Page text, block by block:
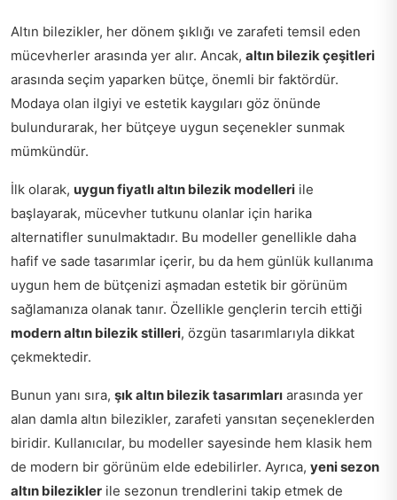
Altın bilezikler, her dönem şıklığı ve zarafeti temsil eden
mücevherler arasında yer alır. Ancak, altın bilezik çeşitleri
arasında seçim yaparken bütçe, önemli bir faktördür.
Modaya olan ilgiyi ve estetik kaygıları göz önünde
bulundurarak, her bütçeye uygun seçenekler sunmak
mümkündür.
İlk olarak, uygun fiyatlı altın bilezik modelleri ile
başlayarak, mücevher tutkunu olanlar için harika
alternatifler sunulmaktadır. Bu modeller genellikle daha
hafif ve sade tasarımlar içerir, bu da hem günlük kullanıma
uygun hem de bütçenizi aşmadan estetik bir görünüm
sağlamanıza olanak tanır. Özellikle gençlerin tercih ettiği
modern altın bilezik stilleri, özgün tasarımlarıyla dikkat
çekmektedir.
Bunun yanı sıra, şık altın bilezik tasarımları arasında yer
alan damla altın bilezikler, zarafeti yansıtan seçeneklerden
biridir. Kullanıcılar, bu modeller sayesinde hem klasik hem
de modern bir görünüm elde edebilirler. Ayrıca, yeni sezon
altın bilezikler ile sezonun trendlerini takip etmek de